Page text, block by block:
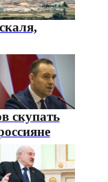
скупать